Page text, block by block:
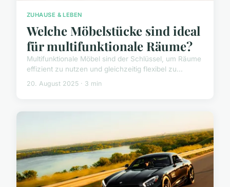
ZUHAUSE & LEBEN
Welche Möbelstücke sind ideal
für multifunktionale Räume?
Multifunktionale Möbel sind der Schlüssel, um Räume
effizient zu nutzen und gleichzeitig flexibel zu...
20. August 2025 · 3 min